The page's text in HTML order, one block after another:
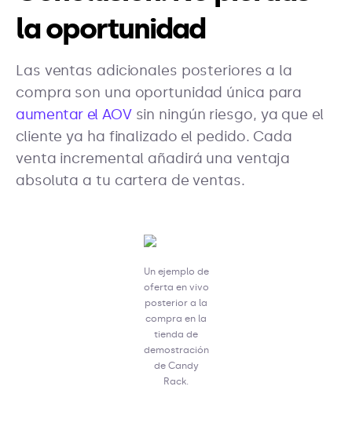
la oportunidad
Las ventas adicionales posteriores a la
compra son una oportunidad única para
aumentar el AOVsin ningún riesgo, ya que el
cliente ya ha finalizado el pedido. Cada
venta incremental añadirá una ventaja
absoluta a tu cartera de ventas.
Un ejemplo de
oferta en vivo
posterior a la
compra en la
tienda de
demostración
de Candy
Rack.